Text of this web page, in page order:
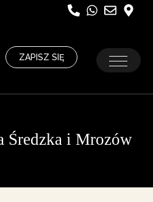
ZAPISZ SIĘ
Średzka i Mrozów